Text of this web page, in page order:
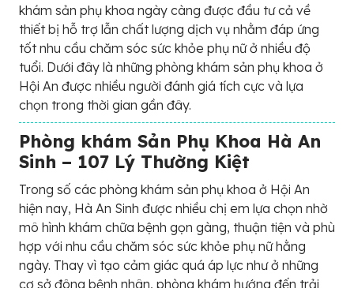
khám sản phụ khoa ngày càng được đầu tư cả về
thiết bị hỗ trợ lẫn chất lượng dịch vụ nhằm đáp ứng
tốt nhu cầu chăm sóc sức khỏe phụ nữ ở nhiều độ
tuổi. Dưới đây là những phòng khám sản phụ khoa ở
Hội An được nhiều người đánh giá tích cực và lựa
chọn trong thời gian gần đây.
Phòng khám Sản Phụ Khoa Hà An
Sinh – 107 Lý Thường Kiệt
Trong số các phòng khám sản phụ khoa ở Hội An
hiện nay, Hà An Sinh được nhiều chị em lựa chọn nhờ
mô hình khám chữa bệnh gọn gàng, thuận tiện và phù
hợp với nhu cầu chăm sóc sức khỏe phụ nữ hằng
ngày. Thay vì tạo cảm giác quá áp lực như ở những
cơ sở đông bệnh nhân, phòng khám hướng đến trải